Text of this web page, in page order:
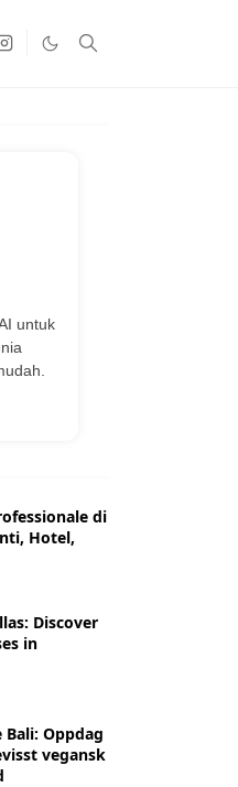
untuk
di
Hotel,
Discover
in
Bali: Oppdag
vegansk